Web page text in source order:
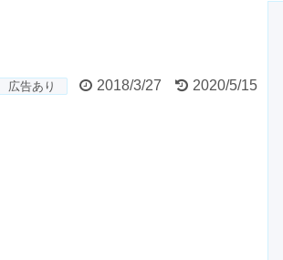
広告あり 2018/3/27 2020/5/15